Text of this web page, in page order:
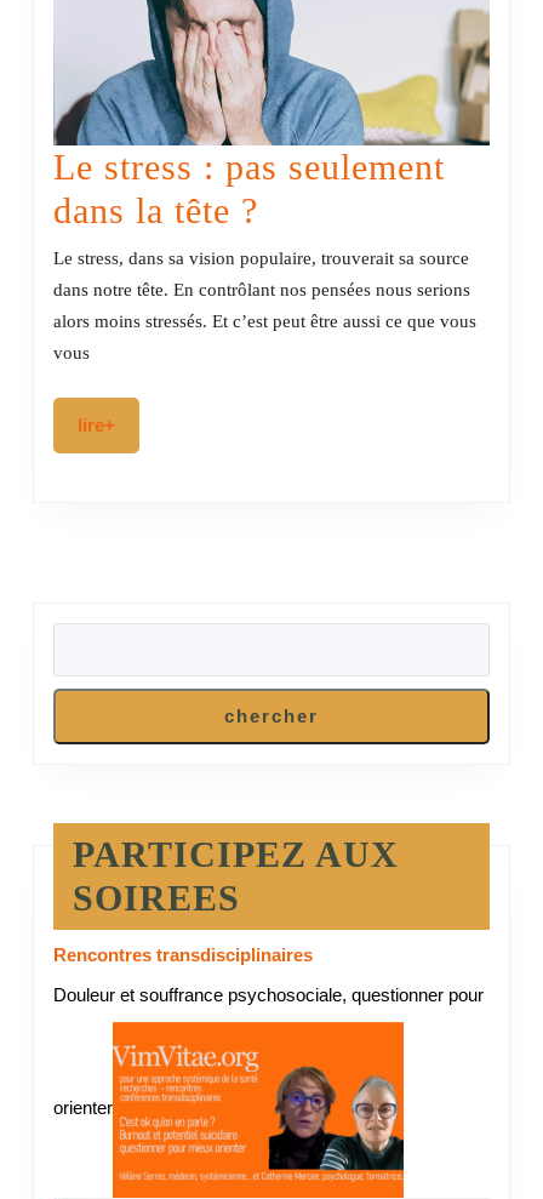
Le stress : pas seulement
dans la tête ?
stress
:
pas
Le stress, dans sa vision populaire, trouverait sa source
dans notre tête. En contrôlant nos pensées nous serions
alors moins stressés. Et c’est peut être aussi ce que vous
vous
lire+
chercher
PARTICIPEZ AUX
SOIREES
Rencontres transdisciplinaires
Douleur et souffrance psychosociale, questionner pour
orienter